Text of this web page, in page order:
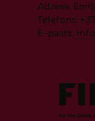
Adrese:
Telefons:
E-pasts: